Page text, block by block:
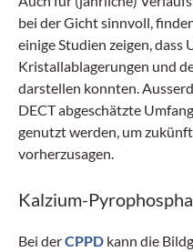
bei der Gicht sinnvoll,
einige Studien zeigen,
Kristallablagerungen und
darstellen konnten.
DECT abgeschätzte
genutzt werden, um
vorherzusagen.
Kalzium-
Bei derCPPD kann die